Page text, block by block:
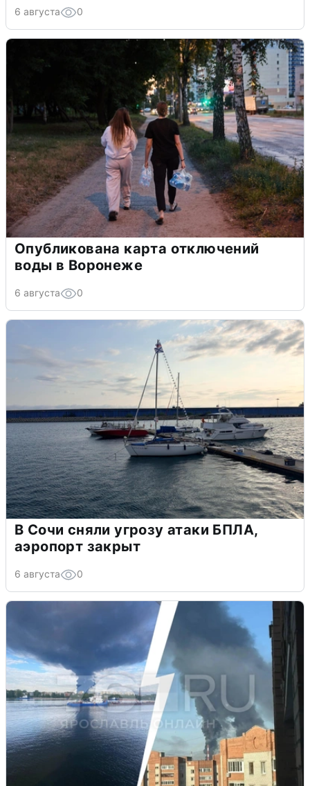
6 августа 0
Опубликована карта отключений
воды в Воронеже
6 августа 0
В Сочи сняли угрозу атаки БПЛА,
аэропорт закрыт
6 августа 0